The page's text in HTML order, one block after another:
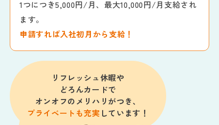
1つにつき5,000円/月、最大10,000円/月支給され
ます。
申請すれば入社初月から支給！
リフレッシュ休暇や
どろんカードで
オンオフのメリハリがつき、
プライベートも充実 しています！